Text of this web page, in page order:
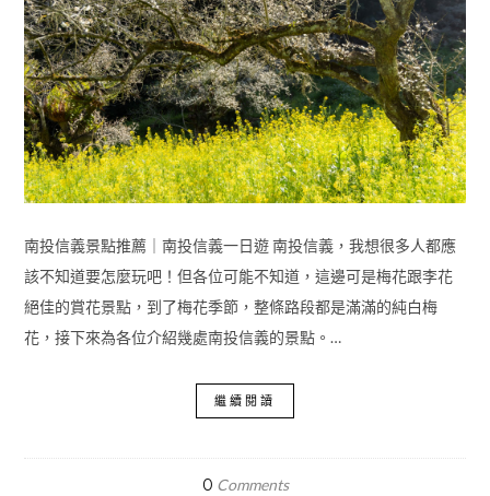
南投信義景點推薦｜南投信義一日遊 南投信義，我想很多人都應
該不知道要怎麼玩吧！但各位可能不知道，這邊可是梅花跟李花
絕佳的賞花景點，到了梅花季節，整條路段都是滿滿的純白梅
花，接下來為各位介紹幾處南投信義的景點。…
繼續閱讀
0 Comments